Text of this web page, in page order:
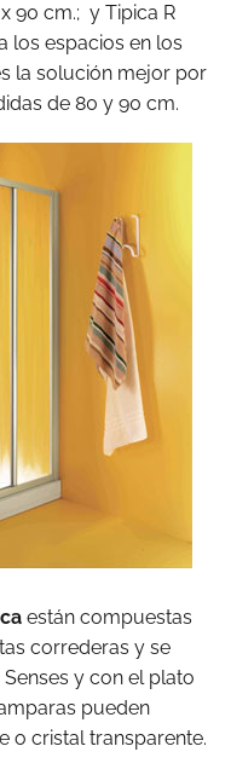
90 cm.; y Tipica R
los espacios en los
la solución mejor por
de 80 y 90 cm.
están compuestas
correderas y se
y con el plato
pueden
o cristal transparente.